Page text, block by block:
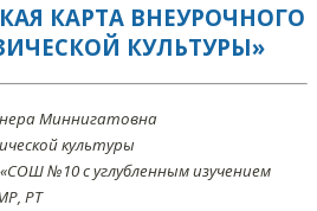
КАРТА ВНЕУРОЧНОГО
КУЛЬТУРЫ»
Миннигатовна
культуры
№10 с углубленным изучением
РТ